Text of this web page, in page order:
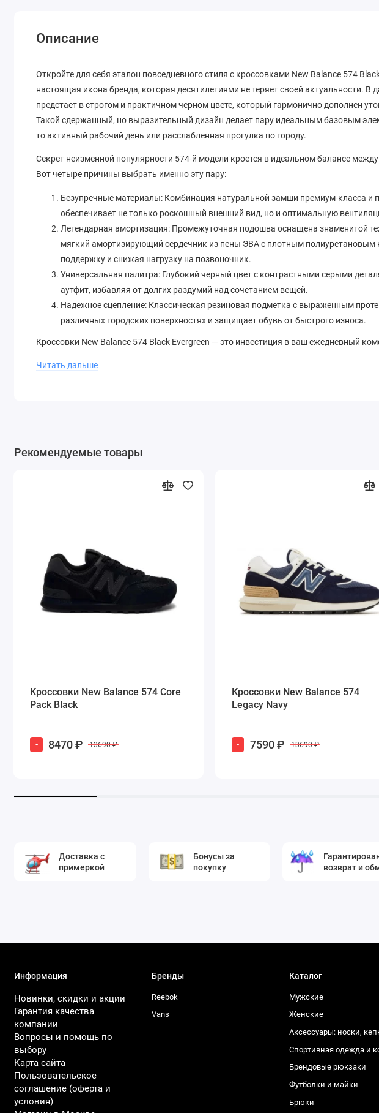
Описание
Откройте для себя эталон повседневного стиля с кроссовками New Balance 574
настоящая икона бренда, которая десятилетиями не теряет своей актуальности. В
предстает в строгом и практичном черном цвете, который гармонично дополнен
Такой сдержанный, но выразительный дизайн делает пару идеальным базовым
то активный рабочий день или расслабленная прогулка по городу.
Секрет неизменной популярности 574-й модели кроется в идеальном балансе
Вот четыре причины выбрать именно эту пару:
Безупречные материалы: Комбинация натуральной замши премиум-класса и
обеспечивает не только роскошный внешний вид, но и оптимальную
Легендарная амортизация: Промежуточная подошва оснащена знаменитой
мягкий амортизирующий сердечник из пены ЭВА с плотным
поддержку и снижая нагрузку на позвоночник.
Универсальная палитра: Глубокий черный цвет с контрастными серыми
аутфит, избавляя от долгих раздумий над сочетанием вещей.
Надежное сцепление: Классическая резиновая подметка с выраженным
различных городских поверхностях и защищает обувь от быстрого износа.
Кроссовки New Balance 574 Black Evergreen — это инвестиция в ваш ежедневный
спортивными джоггерами, так и с любимыми джинсами. Сделайте шаг навстречу
Читать дальше
Рекомендуемые товары
Кроссовки New Balance 574 Core
Pack Black
- 8470 ₽ 13690 ₽
Кроссовки New Balance 574
Legacy Navy
- 7590 ₽ 13690 ₽
Доставка с
примеркой
Бонусы за
покупку
возврат и
Информация
Новинки, скидки и акции
Гарантия качества
компании
Вопросы и помощь по
выбору
Карта сайта
Пользовательское
соглашение (оферта и
условия)
Бренды
Reebok
Vans
Каталог
Мужские
Женские
Аксессуары: носки,
Спортивная одежда и
Брендовые рюкзаки
Футболки и майки
Брюки